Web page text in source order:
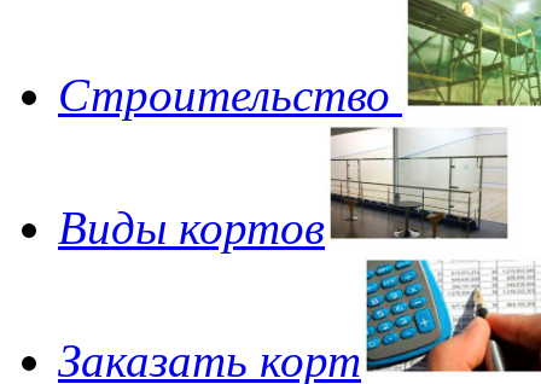
Строительство
Виды кортов
Заказать корт